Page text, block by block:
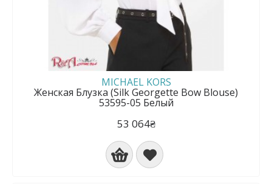
MICHAEL KORS
Женская Блузка (Silk Georgette Bow Blouse)
53595-05 Белый
53 064₴